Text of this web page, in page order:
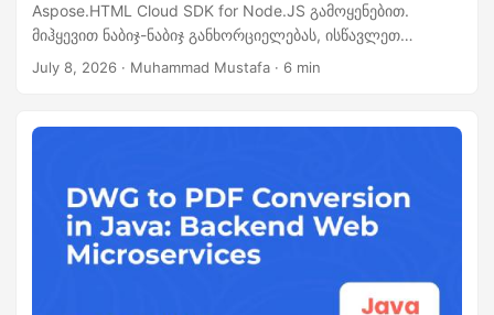
Aspose.HTML Cloud SDK for Node.JS გამოყენებით.
მიჰყევით ნაბიჯ-ნაბიჯ განხორციელებას, ისწავლეთ
სტრიმინგის და შაბლონების გამოყენება, და გადაჭირეთ
July 8, 2026 · Muhammad Mustafa · 6 min